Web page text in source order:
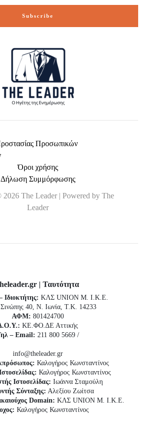
Subscribe
Προσωπικών
Όροι χρήσης
Δήλωση Συμμόρφωσης
The Leader | Powered by The
Leader
| Ταυτότητα
Ιδιοκτήτης: ΚΛΣ UNION Μ. Ι.Κ.Ε.
Σινώπης 40, Ν. Ιωνία, Τ.Κ. 14233
ΑΦΜ: 801424700
ΚΕ.ΦΟ.ΔΕ Αττικής
– Email: 211 800 5669 /
info@theleader.gr
Καλογήρος Κωνσταντίνος
Καλογήρος Κωνσταντίνος
Ιστοσελίδας: Ιωάννα Σταμούλη
Σύνταξης: Αλεξίου Ζωίτσα
Domain: ΚΛΣ UNION Μ. Ι.Κ.Ε.
Καλογήρος Κωνσταντίνος